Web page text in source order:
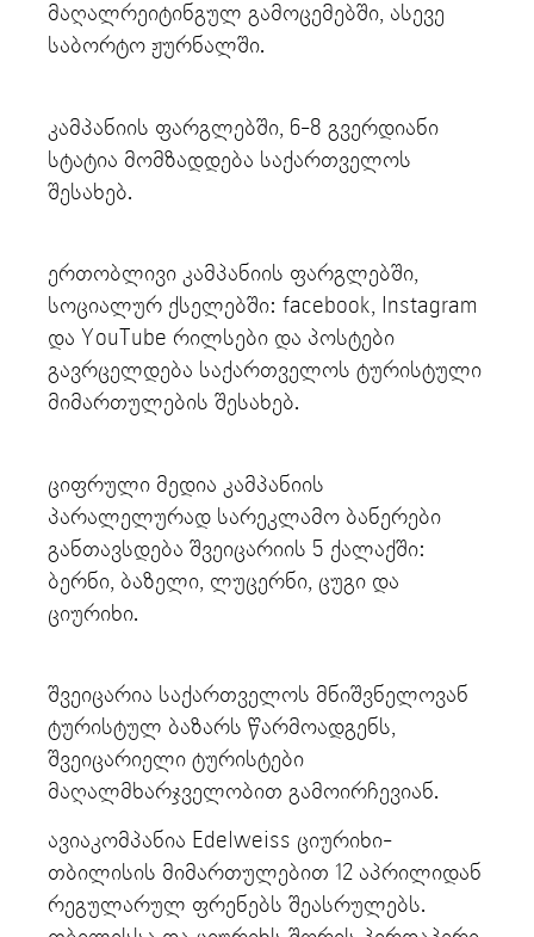
მაღალრეიტინგულ გამოცემებში, ასევე
საბორტო ჟურნალში.
კამპანიის ფარგლებში, 6-8 გვერდიანი
სტატია მომზადდება საქართველოს
შესახებ.
ერთობლივი კამპანიის ფარგლებში,
სოციალურ ქსელებში: facebook, Instagram
და YouTube რილსები და პოსტები
გავრცელდება საქართველოს ტურისტული
მიმართულების შესახებ.
ციფრული მედია კამპანიის
პარალელურად სარეკლამო ბანერები
განთავსდება შვეიცარიის 5 ქალაქში:
ბერნი, ბაზელი, ლუცერნი, ცუგი და
ციურიხი.
შვეიცარია საქართველოს მნიშვნელოვან
ტურისტულ ბაზარს წარმოადგენს,
შვეიცარიელი ტურისტები
მაღალმხარჯველობით გამოირჩევიან.
ავიაკომპანია Edelweiss ციურიხი-
თბილისის მიმართულებით 12 აპრილიდან
რეგულარულ ფრენებს შეასრულებს.